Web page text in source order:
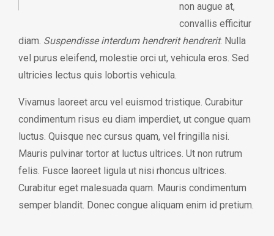
non augue at,
convallis efficitur
diam. Suspendisse interdum hendrerit hendrerit. Nulla
vel purus eleifend, molestie orci ut, vehicula eros. Sed
ultricies lectus quis lobortis vehicula.
Vivamus laoreet arcu vel euismod tristique. Curabitur
condimentum risus eu diam imperdiet, ut congue quam
luctus. Quisque nec cursus quam, vel fringilla nisi.
Mauris pulvinar tortor at luctus ultrices. Ut non rutrum
felis. Fusce laoreet ligula ut nisi rhoncus ultrices.
Curabitur eget malesuada quam. Mauris condimentum
semper blandit. Donec congue aliquam enim id pretium.